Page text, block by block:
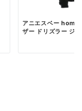
アニエスベー
ザー ドリズラー ジ